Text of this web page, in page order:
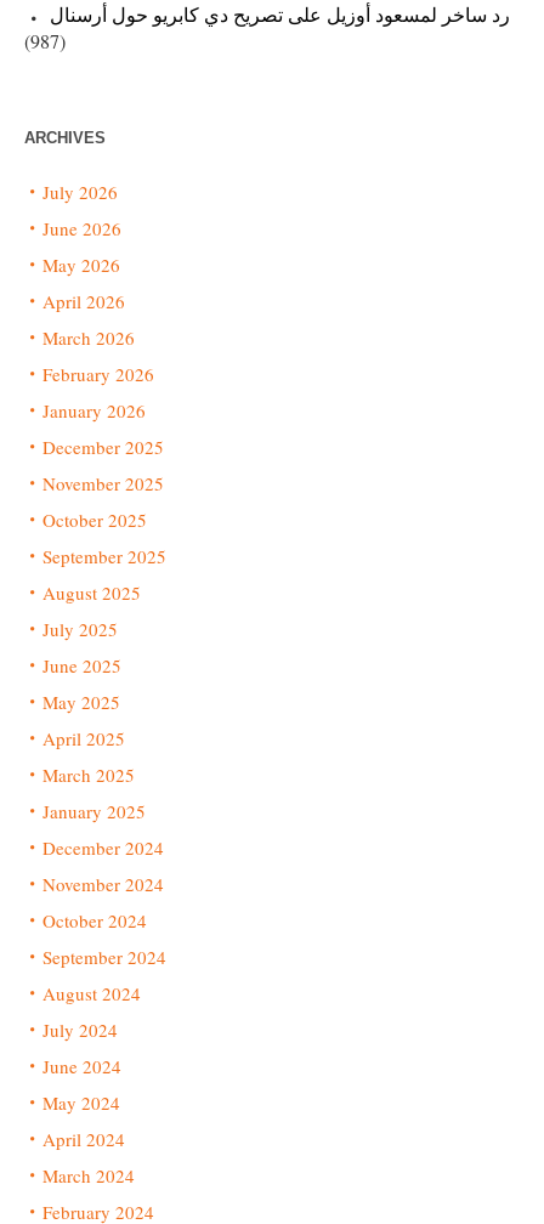
رد ساخر لمسعود أوزيل على تصريح دي كابريو حول أرسنال
(987)
ARCHIVES
July 2026
June 2026
May 2026
April 2026
March 2026
February 2026
January 2026
December 2025
November 2025
October 2025
September 2025
August 2025
July 2025
June 2025
May 2025
April 2025
March 2025
January 2025
December 2024
November 2024
October 2024
September 2024
August 2024
July 2024
June 2024
May 2024
April 2024
March 2024
February 2024